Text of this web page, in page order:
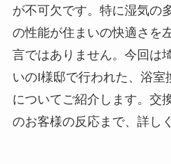
が不可欠です。特に湿気の
の性能が住まいの快適さを
言ではありません。今回は
いのI様邸で行われた、浴室
についてご紹介します。交
のお客様の反応まで、詳し